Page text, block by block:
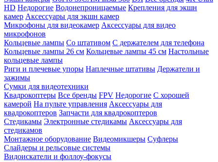
HD Недорогие Водонепроницаемые Крепления для экшн
камер Аксессуары для экшн камер
Микрофоны для видеокамер Аксессуары для видео
микрофонов
Кольцевые лампы Со штативом C держателем для телефона
Кольцевые лампы 26 см Кольцевые лампы 45 см Настольные
кольцевые лампы
Риги и плечевые упоры Наплечные штативы Держатели и
зажимы
Сумки для видеотехники
Квадрокоптеры Все бренды FPV Недорогие С хорошей
камерой На пульте управления Аксессуары для
квадрокоптеров Запчасти для квадрокоптеров
Стедикамы Электронные стедикамы Аксессуары для
стедикамов
Монтажное оборудование Видеомикшеры Суфлеры
Слайдеры и рельсовые системы
Видоискатели и фоллоу-фокусы